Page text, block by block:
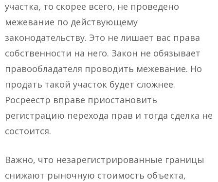
участка, то скорее всего, не проведено
межевание по действующему
законодательству. Это не лишает вас права
собственности на него. Закон не обязывает
правообладателя проводить межевание. Но
продать такой участок будет сложнее.
Росреестр вправе приостановить
регистрацию перехода прав и тогда сделка не
состоится.
Важно, что незарегистрированные границы
снижают рыночную стоимость объекта,